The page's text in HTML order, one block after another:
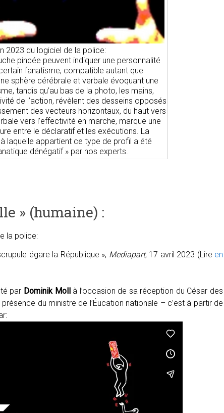
2023 du logiciel de la police:
pincée peuvent indiquer une personnalité
fanatisme, compatible autant que
sphère cérébrale et verbale évoquant une
tandis qu’au bas de la photo, les mains,
de l’action, révèlent des desseins opposés
des vecteurs horizontaux, du haut vers
vers l’effectivité en marche, marque une
entre le déclaratif et les exécutions. La
laquelle appartient ce type de profil a été
dénégatif » par nos experts.
» (humaine) :
la police:
égare la République », Mediapart, 17 avril 2023 (Lire en
par Dominik Mollà l’occasion de sa réception du César des
présence du ministre de l’Éucation nationale – c’est à partir de